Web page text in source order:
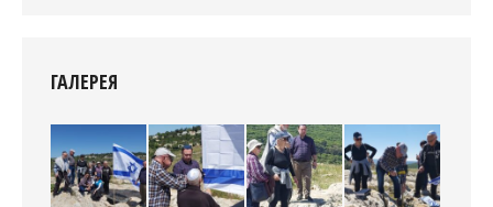
ГАЛЕРЕЯ